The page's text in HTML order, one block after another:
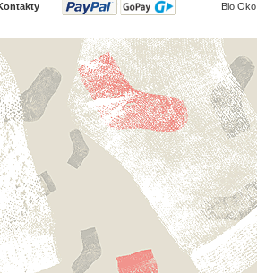
Bio Oko